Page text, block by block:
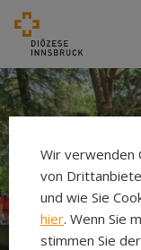
Wir verwenden
von
und wie Sie
hier. Wenn Sie
stimmen Sie